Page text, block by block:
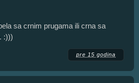
sa crnim prugama ili crna sa
:)))
pre 15 godina